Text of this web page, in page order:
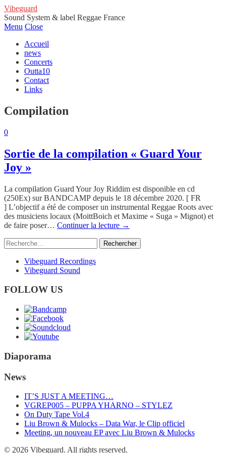
Vibeguard
Sound System & label Reggae France
Menu Close
Accueil
news
Concerts
Outta10
Contact
Links
Compilation
0
Sortie de la compilation « Guard Your
Joy »
La compilation Guard Your Joy Riddim est disponible en cd
(250Ex) sur BANDCAMP depuis le 18 décembre 2020. [ FR
] L’objectif a été de composer un instrumental Reggae Roots avec
des musiciens locaux (MoittBoich et Maxime « Suga » Mignot) et
de faire poser… Continuer la lecture →
Rechercher :
Vibeguard Recordings
Vibeguard Sound
FOLLOW US
Diaporama
News
IT’S JUST A MEETING…
VGREP005 – PUPPA YHARNO – STYLEZ
On Duty Tape Vol.4
Liu Brown & Mulocks – Data War, le Clip officiel
Meeting, un nouveau EP avec Liu Brown & Mulocks
© 2026 Vibeguard. All rights reserved.